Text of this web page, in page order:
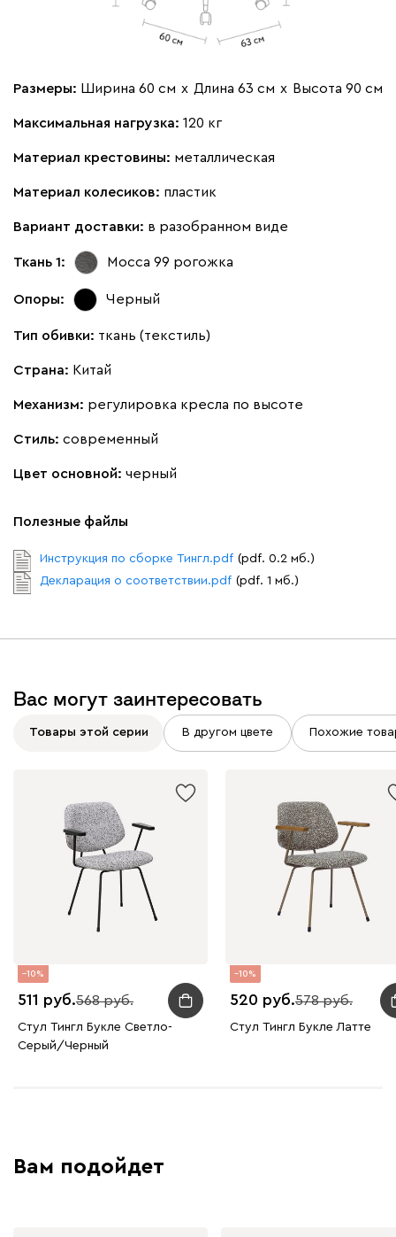
Размеры: Ширина 60 см х Длина 63 см х Высота 90 см
Максимальная нагрузка: 120 кг
Материал крестовины: металлическая
Материал колесиков: пластик
Вариант доставки: в разобранном виде
Ткань 1: Мосса 99 рогожка
Опоры: Черный
Тип обивки: ткань (текстиль)
Страна: Китай
Механизм: регулировка кресла по высоте
Стиль: современный
Цвет основной: черный
Полезные файлы
Инструкция по сборке Тингл.pdf (pdf. 0.2 мб.)
Декларация о соответствии.pdf (pdf. 1 мб.)
Вас могут заинтересовать
Товары этой серии В другом цвете Похожие
10
511 568
Стул Тингл Букле Светло-
Серый/Черный
10
520 578
Стул Тингл Букле Латте
Вам подойдет